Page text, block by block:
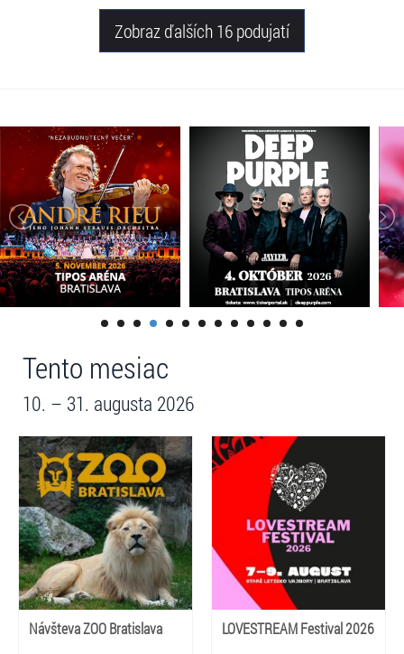
Zobraz ďalších 16 podujatí
Tento mesiac
10. – 31. augusta 2026
Návšteva ZOO Bratislava LOVESTREAM Festival 2026